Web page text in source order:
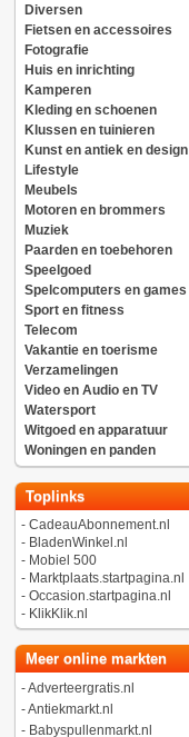
Diversen
Fietsen en accessoires
Fotografie
Huis en inrichting
Kamperen
Kleding en schoenen
Klussen en tuinieren
Kunst en antiek en design
Lifestyle
Meubels
Motoren en brommers
Muziek
Paarden en toebehoren
Speelgoed
Spelcomputers en games
Sport en fitness
Telecom
Vakantie en toerisme
Verzamelingen
Video en Audio en TV
Watersport
Witgoed en apparatuur
Woningen en panden
Toplinks
- CadeauAbonnement.nl
- BladenWinkel.nl
- Mobiel 500
- Marktplaats.startpagina.nl
- Occasion.startpagina.nl
- KlikKlik.nl
Meer online markten
-Adverteergratis.nl
-Antiekmarkt.nl
- Babyspullenmarkt.nl